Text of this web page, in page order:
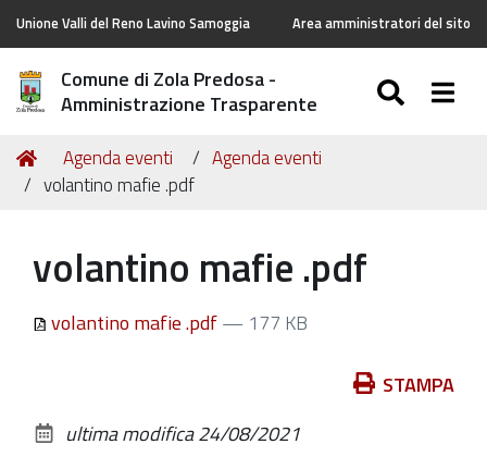
Unione Valli del Reno Lavino Samoggia Area amministratori del sito
Comune di Zola Predosa -
Amministrazione Trasparente
Tu
sei
Home
Agenda eventi
Agenda eventi
volantino mafie .pdf
volantino mafie .pdf
volantino mafie .pdf— 177 KB
documento
STAMPA
ultima modifica24/08/2021